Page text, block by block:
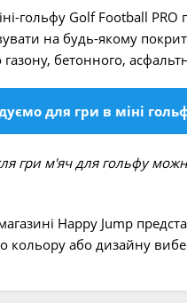
гольфу Golf Football
на будь-якому
бетонного,
для гри в міні
гри м'яч для гольфу
Happy Jump
кольору або дизайну